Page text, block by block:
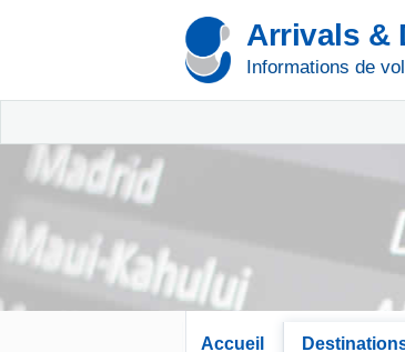
Arrivals &
Informations de
Accueil